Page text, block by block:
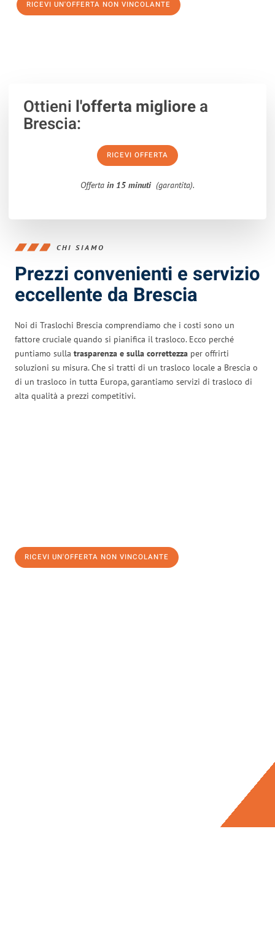
RICEVI UN'OFFERTA NON VINCOLANTE
Ottieni l'offerta migliorea
Brescia:
RICEVI OFFERTA
Offerta in 15 minuti (garantita).
CHI SIAMO
Prezzi convenienti e servizio
eccellente da Brescia
Noi di Traslochi Brescia comprendiamo che i costi sono un
fattore cruciale quando si pianifica il trasloco. Ecco perché
puntiamo sulla trasparenza e sulla correttezza per offrirti
soluzioni su misura. Che si tratti di un trasloco locale a Brescia o
di un trasloco in tutta Europa, garantiamo servizi di trasloco di
alta qualità a prezzi competitivi.
RICEVI UN'OFFERTA NON VINCOLANTE